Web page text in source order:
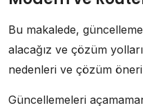
Bu makalede,
alacağız ve çözüm
nedenleri ve çözüm
Güncellemeleri